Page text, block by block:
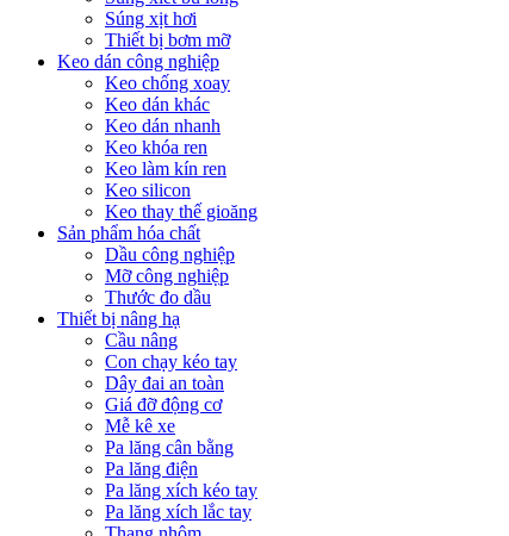
Súng xịt hơi
Thiết bị bơm mỡ
Keo dán công nghiệp
Keo chống xoay
Keo dán khác
Keo dán nhanh
Keo khóa ren
Keo làm kín ren
Keo silicon
Keo thay thế gioăng
Sản phẩm hóa chất
Dầu công nghiệp
Mỡ công nghiệp
Thước đo dầu
Thiết bị nâng hạ
Cầu nâng
Con chạy kéo tay
Dây đai an toàn
Giá đỡ động cơ
Mễ kê xe
Pa lăng cân bằng
Pa lăng điện
Pa lăng xích kéo tay
Pa lăng xích lắc tay